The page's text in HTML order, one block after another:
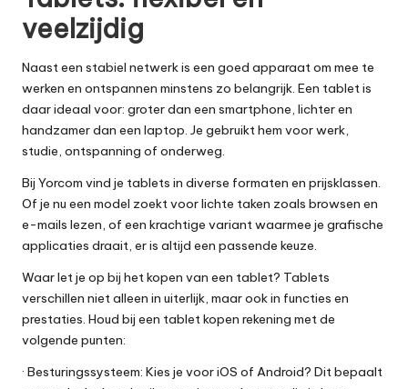
veelzijdig
Naast een stabiel netwerk is een goed apparaat om mee te
werken en ontspannen minstens zo belangrijk. Een tablet is
daar ideaal voor: groter dan een smartphone, lichter en
handzamer dan een laptop. Je gebruikt hem voor werk,
studie, ontspanning of onderweg.
Bij Yorcom vind je tablets in diverse formaten en prijsklassen.
Of je nu een model zoekt voor lichte taken zoals browsen en
e-mails lezen, of een krachtige variant waarmee je grafische
applicaties draait, er is altijd een passende keuze.
Waar let je op bij het kopen van een tablet? Tablets
verschillen niet alleen in uiterlijk, maar ook in functies en
prestaties. Houd bij een tablet kopen rekening met de
volgende punten:
· Besturingssysteem: Kies je voor iOS of Android? Dit bepaalt